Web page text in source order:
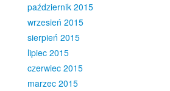
październik 2015
wrzesień 2015
sierpień 2015
lipiec 2015
czerwiec 2015
marzec 2015